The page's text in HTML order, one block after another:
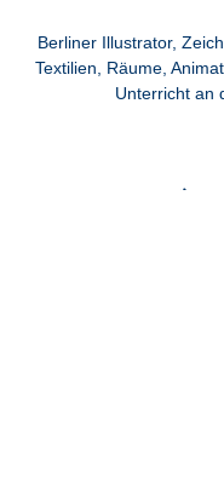
Berliner Illustrator,
Textilien, Räume,
Unterricht an